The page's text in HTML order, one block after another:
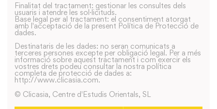
Finalitat del tractament: gestionar les consultes dels
usuaris i atendre les sol·licituds.
Base legal per al tractament: el consentiment atorgat
amb l'acceptació de la present Política de Protecció de
dades.
Destinataris de les dades: no seran comunicats a
terceres persones excepte per obligació legal. Per a més
informació sobre aquest tractament i com exercir els
vostres drets podeu consultar la nostra política
completa de protecció de dades a:
http://www.clicasia.com.
© Clicasia, Centre d'Estudis Orientals, SL